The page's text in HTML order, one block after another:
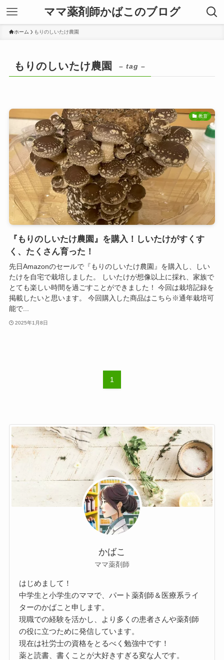
ママ薬剤師かばこのブログ
ホーム もりのしいたけ農園
もりのしいたけ農園 – tag –
教育
『もりのしいたけ農園』を購入！しいたけがすくす
く、たくさん育った！
先日Amazonのセールで『もりのしいたけ農園』を購入し、しい
たけを自宅で栽培しました。 しいたけが想像以上に採れ、家族で
とても楽しい時間を過ごすことができました！ 今回は栽培記録を
掲載したいと思います。 今回購入した商品はこちら※通年栽培可
能で...
2025年1月8日
1
かばこ
ママ薬剤師
はじめまして！
中学生と小学生のママで、パート薬剤師＆医療系ライ
ターのかばこと申します。
現職での経験を活かし、より多くの患者さんや薬剤師
の役に立つために発信しています。
現在は社労士の資格をとるべく勉強中です！
薬と読書、書くことが大好きすぎる変な人です。